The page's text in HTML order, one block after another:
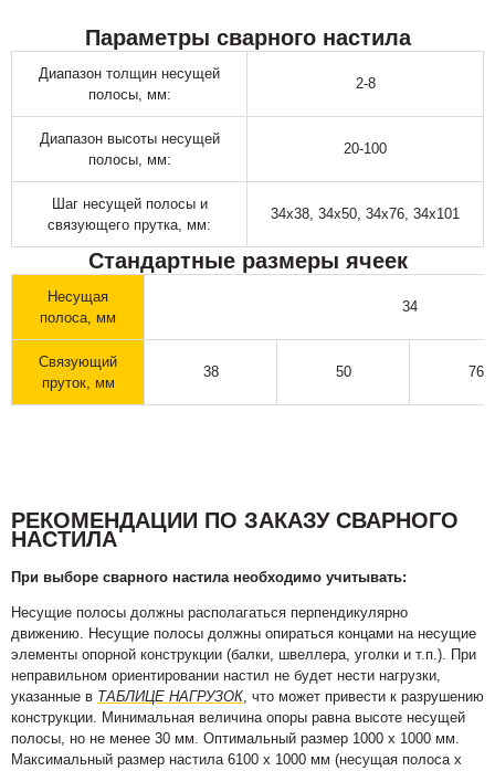
Параметры сварного настила
Диапазон толщин несущей
полосы, мм:
2-8
Диапазон высоты несущей
полосы, мм:
20-100
Шаг несущей полосы и
связующего прутка, мм:
34х38, 34х50, 34х76, 34х101
Стандартные размеры ячеек
Несущая
полоса, мм
34
Связующий
пруток, мм
38 50 76
РЕКОМЕНДАЦИИ ПО ЗАКАЗУ СВАРНОГО
НАСТИЛА
При выборе сварного настила необходимо учитывать:
Несущие полосы должны располагаться перпендикулярно
движению. Несущие полосы должны опираться концами на несущие
элементы опорной конструкции (балки, швеллера, уголки и т.п.). При
неправильном ориентировании настил не будет нести нагрузки,
указанные в ТАБЛИЦЕ НАГРУЗОК, что может привести к разрушению
конструкции. Минимальная величина опоры равна высоте несущей
полосы, но не менее 30 мм. Оптимальный размер 1000 х 1000 мм.
Максимальный размер настила 6100 х 1000 мм (несущая полоса х